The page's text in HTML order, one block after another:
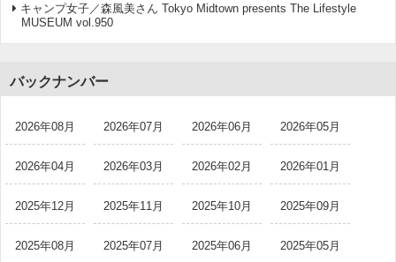
キャンプ女子／森風美さん Tokyo Midtown presents The Lifestyle
MUSEUM vol.950
バックナンバー
2026年08月 2026年07月 2026年06月 2026年05月
2026年04月 2026年03月 2026年02月 2026年01月
2025年12月 2025年11月 2025年10月 2025年09月
2025年08月 2025年07月 2025年06月 2025年05月